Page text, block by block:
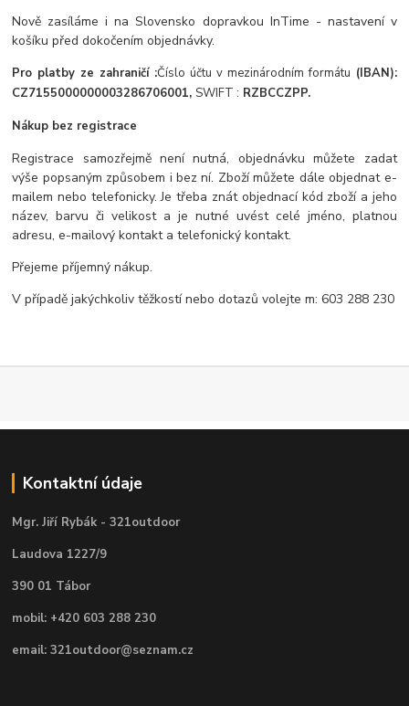
Nově zasíláme i na Slovensko dopravkou InTime - nastavení v
košíku před dokočením objednávky.
Pro platby ze zahraničí :Číslo účtu v mezinárodním formátu (IBAN):
CZ7155000000003286706001,SWIFT: RZBCCZPP.
Nákup bez registrace
Registrace samozřejmě není nutná, objednávku můžete zadat
výše popsaným způsobem i bez ní. Zboží můžete dále objednat e-
mailem nebo telefonicky. Je třeba znát objednací kód zboží a jeho
název, barvu či velikost a je nutné uvést celé jméno, platnou
adresu, e-mailový kontakt a telefonický kontakt.
Přejeme příjemný nákup.
V případě jakýchkoliv těžkostí nebo dotazů volejte m: 603 288 230
Kontaktní údaje
Mgr. Jiří Rybák - 321outdoor
Laudova 1227/9
390 01 Tábor
mobil: +420 603 288 230
email: 321outdoor@seznam.cz